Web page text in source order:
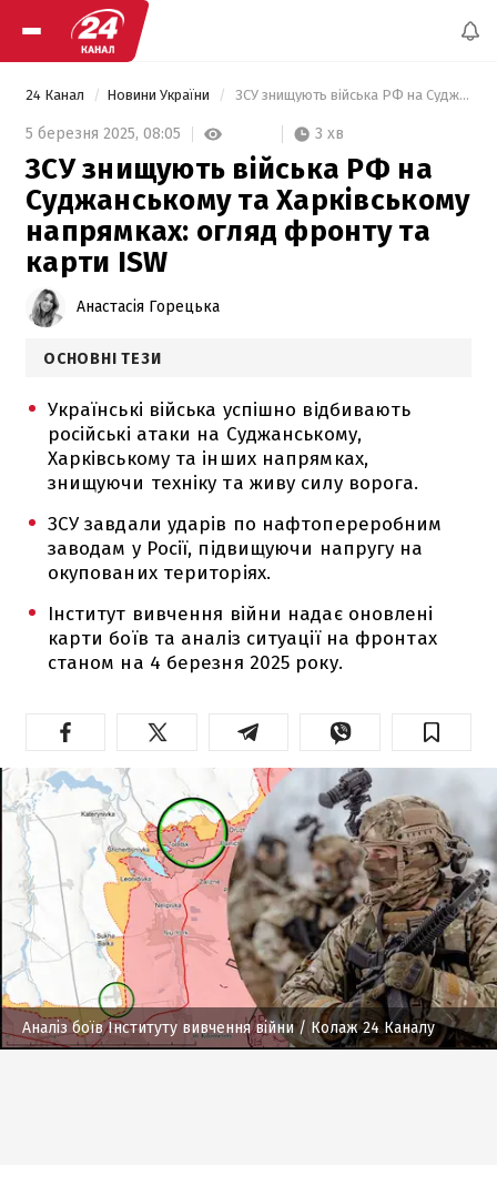
24 Канал Новини України ЗСУ знищують війська РФ на Суджанському та Харківському напрямках:  огляд фронту та карти ISW
5 березня 2025, 08:05 3 хв
ЗСУ знищують війська РФ на
Суджанському та Харківському
напрямках: огляд фронту та
карти ISW
Анастасія Горецька
ОСНОВНІ ТЕЗИ
Українські війська успішно відбивають
російські атаки на Суджанському,
Харківському та інших напрямках,
знищуючи техніку та живу силу ворога.
ЗСУ завдали ударів по нафтопереробним
заводам у Росії, підвищуючи напругу на
окупованих територіях.
Інститут вивчення війни надає оновлені
карти боїв та аналіз ситуації на фронтах
станом на 4 березня 2025 року.
Аналіз боїв Інституту вивчення війни/ Колаж 24 Каналу